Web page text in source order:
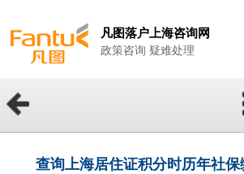
凡图落户上海咨询网
政策咨询 疑难处理
查询上海居住证积分时历年社